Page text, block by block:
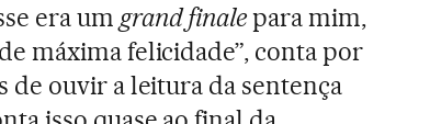
era um grand finalepara mim,
máxima felicidade”, conta por
de ouvir a leitura da sentença